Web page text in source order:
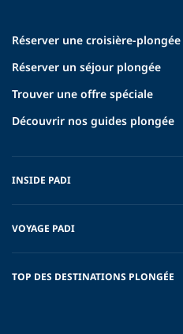
Réserver une croisière-plongée
Réserver un séjour plongée
Trouver une offre spéciale
Découvrir nos guides plongée
INSIDE PADI
VOYAGE PADI
TOP DES DESTINATIONS PLONGÉE